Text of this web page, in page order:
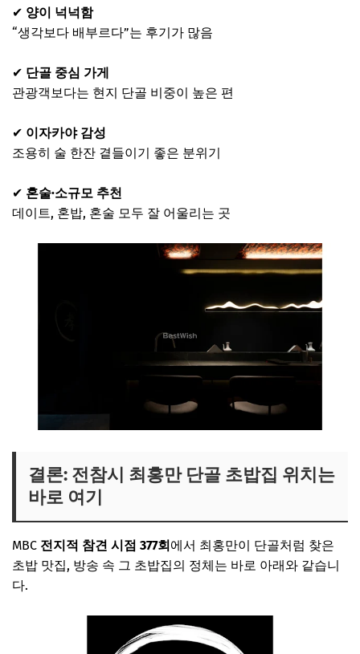
✔ 양이 넉넉함
“생각보다 배부르다”는 후기가 많음
✔ 단골 중심 가게
관광객보다는 현지 단골 비중이 높은 편
✔ 이자카야 감성
조용히 술 한잔 곁들이기 좋은 분위기
✔ 혼술·소규모 추천
데이트, 혼밥, 혼술 모두 잘 어울리는 곳
결론: 전참시 최홍만 단골 초밥집 위치는
바로 여기
MBC 전지적 참견 시점 377회 에서 최홍만이 단골처럼 찾은
초밥 맛집, 방송 속 그 초밥집의 정체는 바로 아래와 같습니
다.